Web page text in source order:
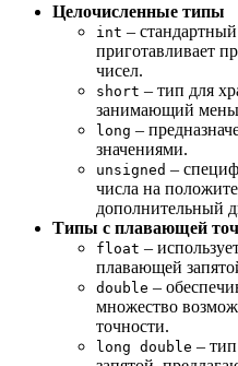
Целочисленные типы
int –
приготавливает
чисел.
short – тип для
занимающий
long –
значениями.
unsigned –
числа на
дополнительный
Типы с плавающей
float –
плавающей
double –
множество
точности.
long double –